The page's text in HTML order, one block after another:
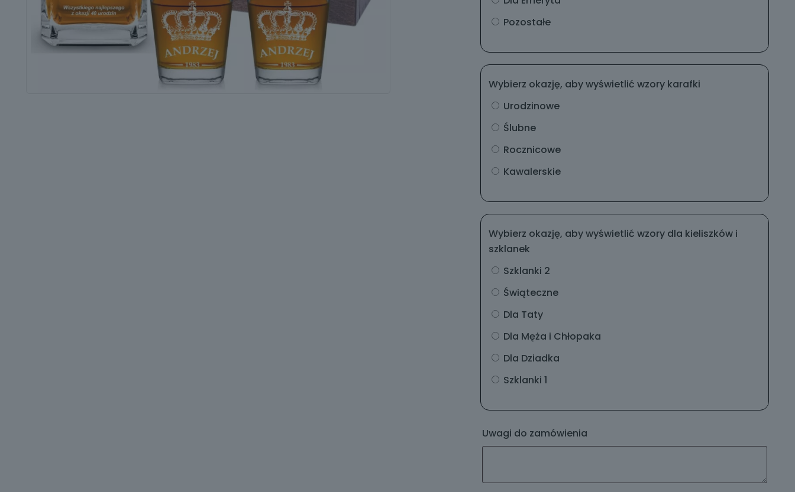
Pozostałe
Wybierz okazję, aby wyświetlić wzory karafki
Urodzinowe
Ślubne
Rocznicowe
Kawalerskie
Wybierz okazję, aby wyświetlić wzory dla kieliszków i
szklanek
Szklanki 2
Świąteczne
Dla Taty
Dla Męża i Chłopaka
Dla Dziadka
Szklanki 1
Uwagi do zamówienia